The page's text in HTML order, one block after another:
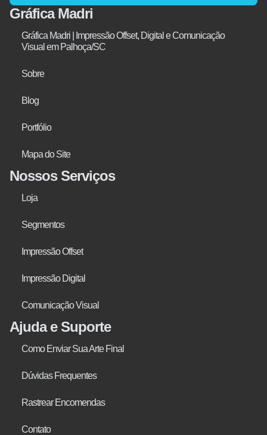
Gráfica Madri
Gráfica Madri | Impressão Offset, Digital e Comunicação
Visual em Palhoça/SC
Sobre
Blog
Portfólio
Mapa do Site
Nossos Serviços
Loja
Segmentos
Impressão Offset
Impressão Digital
Comunicação Visual
Ajuda e Suporte
Como Enviar Sua Arte Final
Dúvidas Frequentes
Rastrear Encomendas
Contato